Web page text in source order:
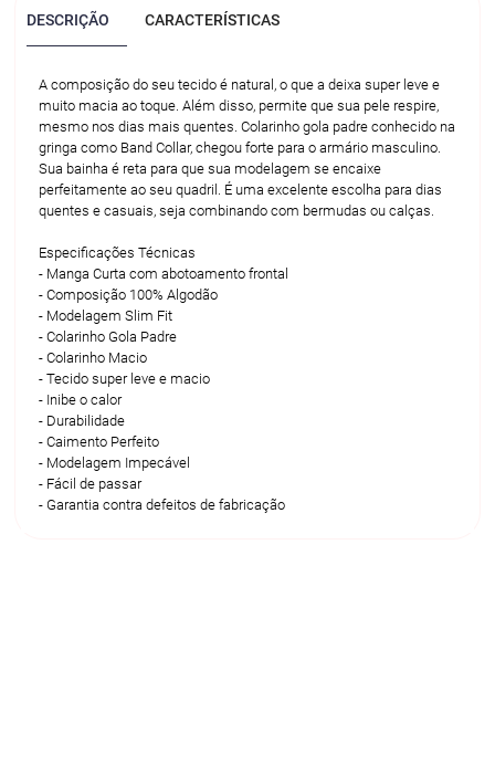
DESCRIÇÃO CARACTERÍSTICAS
A composição do seu tecido é natural, o que a deixa super leve e
muito macia ao toque. Além disso, permite que sua pele respire,
mesmo nos dias mais quentes. Colarinho gola padre conhecido na
gringa como Band Collar, chegou forte para o armário masculino.
Sua bainha é reta para que sua modelagem se encaixe
perfeitamente ao seu quadril. É uma excelente escolha para dias
quentes e casuais, seja combinando com bermudas ou calças.
Especificações Técnicas
- Manga Curta com abotoamento frontal
- Composição 100% Algodão
- Modelagem Slim Fit
- Colarinho Gola Padre
- Colarinho Macio
- Tecido super leve e macio
- Inibe o calor
- Durabilidade
- Caimento Perfeito
- Modelagem Impecável
- Fácil de passar
- Garantia contra defeitos de fabricação